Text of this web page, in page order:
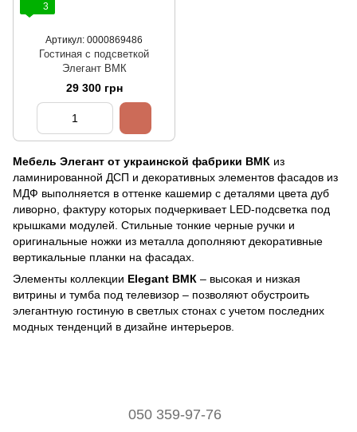
3
Артикул: 0000869486
Гостиная с подсветкой
Элегант ВМК
29 300 грн
Мебель Элегант от украинской фабрики ВМК из
ламинированной ДСП и декоративных элементов фасадов из
МДФ выполняется в оттенке кашемир с деталями цвета дуб
ливорно, фактуру которых подчеркивает LED-подсветка под
крышками модулей. Стильные тонкие черные ручки и
оригинальные ножки из металла дополняют декоративные
вертикальные планки на фасадах.
Элементы коллекции Elegant ВМК – высокая и низкая
витрины и тумба под телевизор – позволяют обустроить
элегантную гостиную в светлых стонах с учетом последних
модных тенденций в дизайне интерьеров.
050 359-97-76